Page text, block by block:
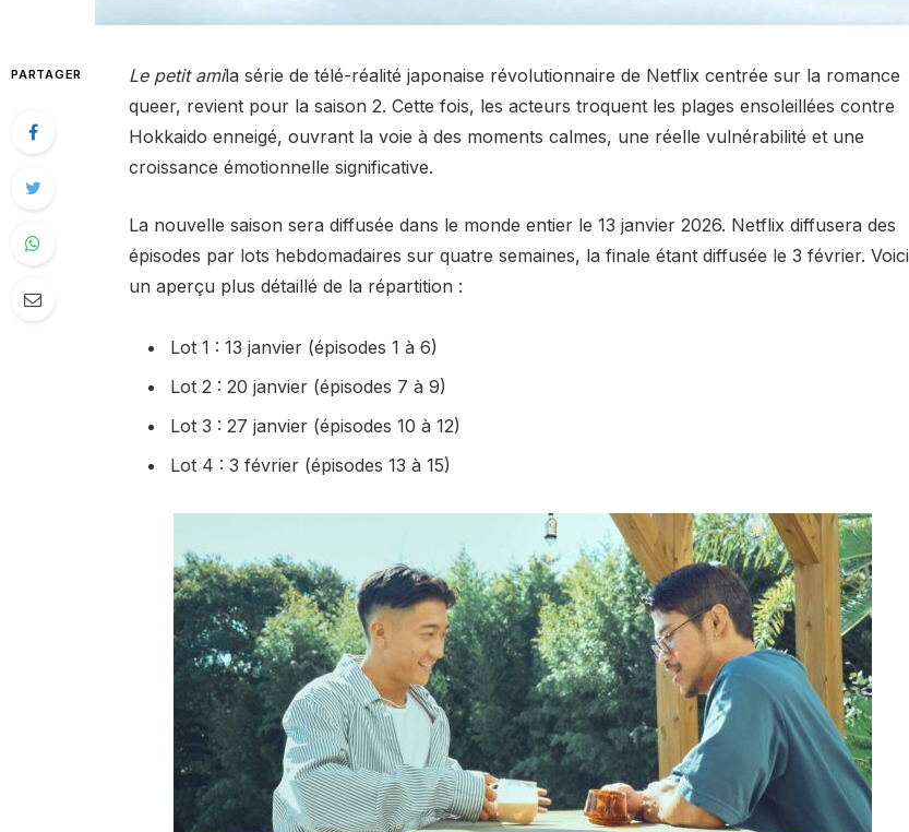
PARTAGER Le petit amila série de télé-réalité japonaise révolutionnaire de Netflix centrée sur la romance
queer, revient pour la saison 2. Cette fois, les acteurs troquent les plages ensoleillées contre
Hokkaido enneigé, ouvrant la voie à des moments calmes, une réelle vulnérabilité et une
croissance émotionnelle significative.
La nouvelle saison sera diffusée dans le monde entier le 13 janvier 2026. Netflix diffusera des
épisodes par lots hebdomadaires sur quatre semaines, la finale étant diffusée le 3 février. Voici
un aperçu plus détaillé de la répartition :
Lot 1 : 13 janvier (épisodes 1 à 6)
Lot 2 : 20 janvier (épisodes 7 à 9)
Lot 3 : 27 janvier (épisodes 10 à 12)
Lot 4 : 3 février (épisodes 13 à 15)